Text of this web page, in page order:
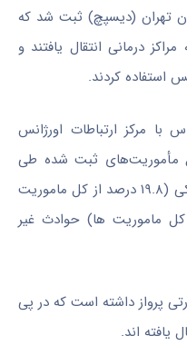
تهران (دیسپچ) ثبت شد که
۶۴۵۵ نفر به مراکز درمانی انتقال یافتند و
در این مدت ۵۴۸۵۱ تماس با مرکز ارتباطات اورژانس
مأموریت‌های ثبت شده طی
هفته گذشته ۵۱۴۶ مورد حوادث ترافیکی (۱۹.۸ درصد از کل ماموریت
(۸۰.۲ درصد از کل ماموریت ها) حوادث غیر
توکلی، اورژانس هوایی ۸ سورتی پرواز داشته است که در پی